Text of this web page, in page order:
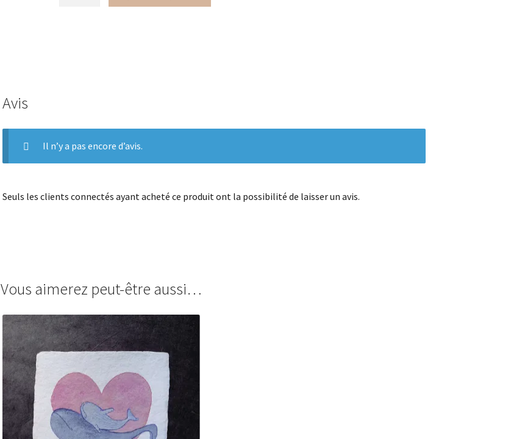
Avis
Il n’y a pas encore d’avis.
Seuls les clients connectés ayant acheté ce produit ont la possibilité de laisser un avis.
Vous aimerez peut-être aussi…